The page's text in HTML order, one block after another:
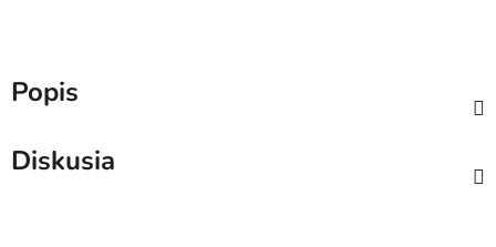
Popis
Diskusia